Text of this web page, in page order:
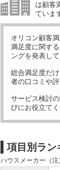
は顧客
ていま
オリコン顧客
満足度に関す
ングを発表して
総合満足度だ
者の口コミや
サービス検討
びにお役立てく
項目別ラン
ハウスメーカー（